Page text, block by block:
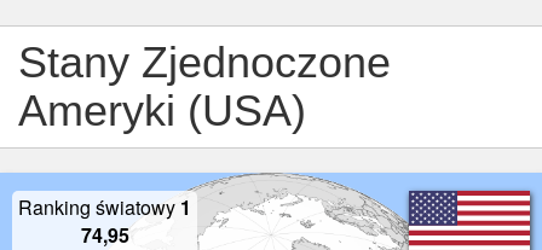
Stany Zjednoczone
Ameryki (USA)
Ranking światowy 1
74,95